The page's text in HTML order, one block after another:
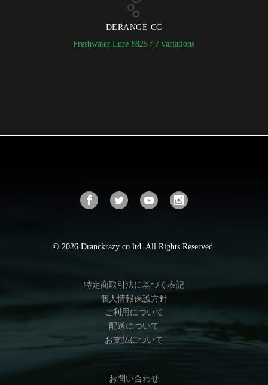
DERANGE CC
Freshwater Lure ¥825 / 7 variations
© 2026 Dranckrazy co ltd. All Rights Reserved.
特定商取引法に基づく表記
個人情報保護方針
ご利用について
配送について
お支払について
お問い合わせ